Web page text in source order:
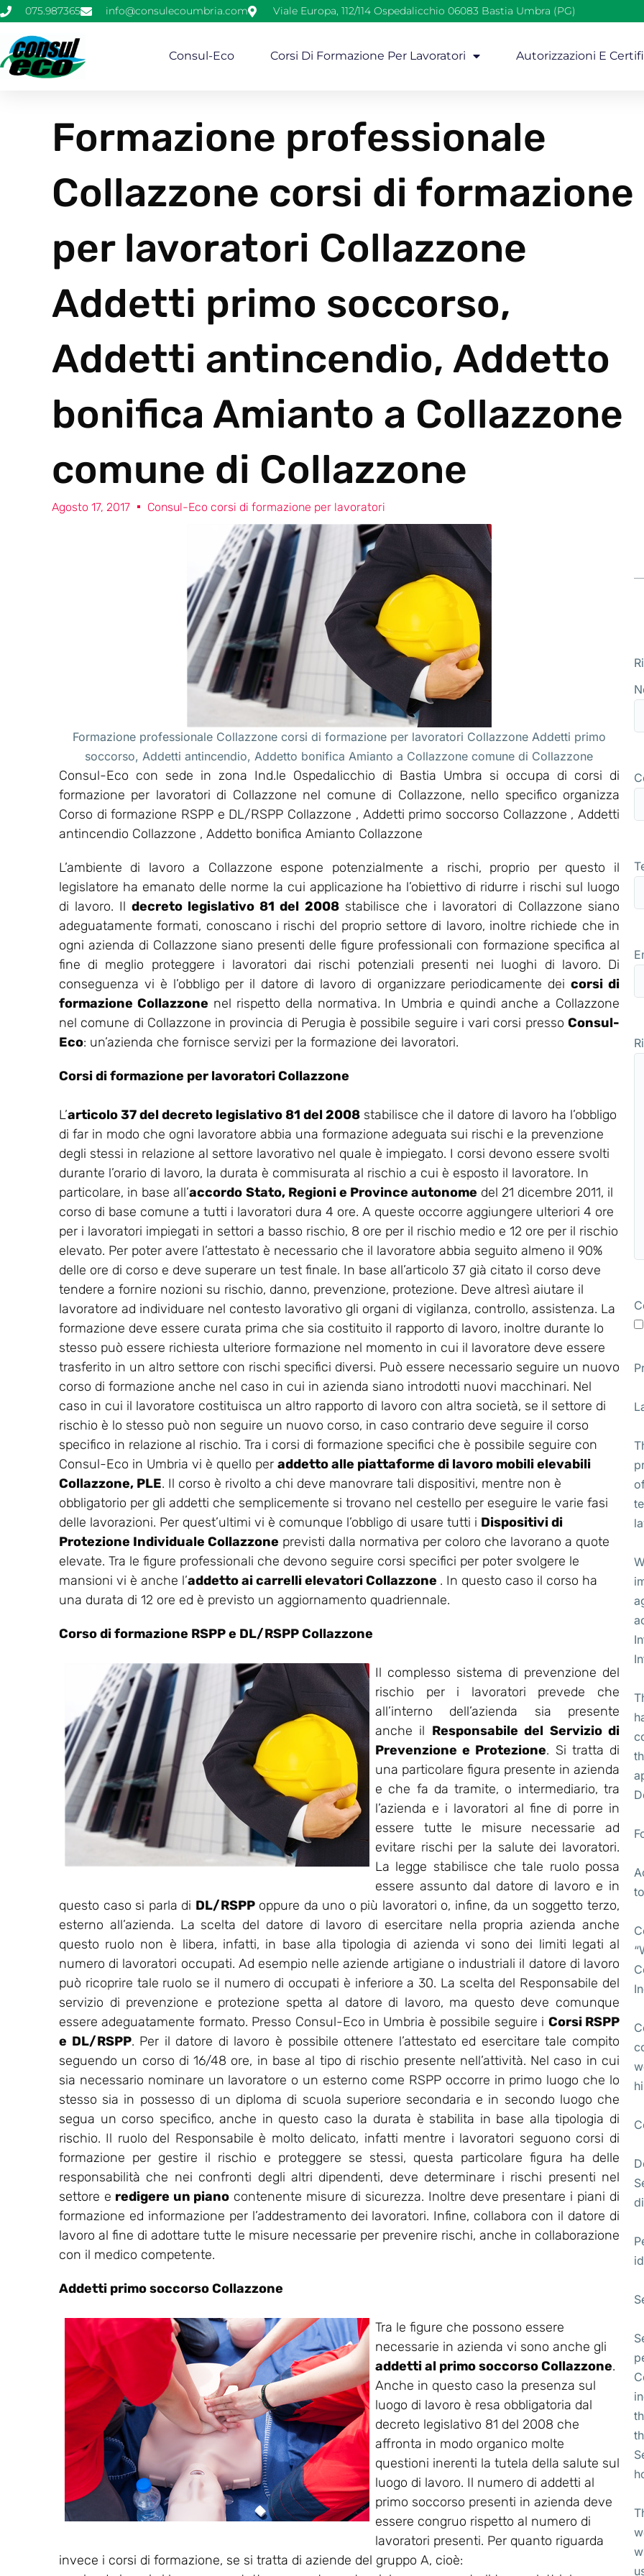
075.987365 info@consulecoumbria.com Viale Europa, 112/114 Ospedalicchio 06083 Bastia Umbra (PG)
Consul-Eco Corsi Di Formazione Per Lavoratori Autorizzazioni E
Formazione professionale
Collazzone corsi di formazione
per lavoratori Collazzone
Addetti primo soccorso,
Addetti antincendio, Addetto
bonifica Amianto a Collazzone
comune di Collazzone
Agosto 17, 2017 Consul-Eco corsi di formazione per lavoratori
Formazione professionale Collazzone corsi di formazione per lavoratori Collazzone Addetti primo
soccorso, Addetti antincendio, Addetto bonifica Amianto a Collazzone comune di Collazzone
Consul-Eco con sede in zona Ind.le Ospedalicchio di Bastia Umbra si occupa di corsi di
formazione per lavoratori di Collazzone nel comune di Collazzone, nello specifico organizza
Corso di formazione RSPP e DL/RSPP Collazzone , Addetti primo soccorso Collazzone , Addetti
antincendio Collazzone , Addetto bonifica Amianto Collazzone
L’ambiente di lavoro a Collazzone espone potenzialmente a rischi, proprio per questo il
legislatore ha emanato delle norme la cui applicazione ha l’obiettivo di ridurre i rischi sul luogo
di lavoro. Ildecreto legislativo 81 del 2008stabilisce che i lavoratori di Collazzone siano
adeguatamente formati, conoscano i rischi del proprio settore di lavoro, inoltre richiede che in
ogni azienda di Collazzone siano presenti delle figure professionali con formazione specifica al
fine di meglio proteggere i lavoratori dai rischi potenziali presenti nei luoghi di lavoro. Di
conseguenza vi è l’obbligo per il datore di lavoro di organizzare periodicamente deicorsi di
formazione Collazzone nel rispetto della normativa. In Umbria e quindi anche a Collazzone
nel comune di Collazzone in provincia di Perugia è possibile seguire i vari corsi presso Consul-
Eco: un’azienda che fornisce servizi per la formazione dei lavoratori.
Corsi di formazione per lavoratori Collazzone
L’articolo 37 del decreto legislativo 81 del 2008 stabilisce che il datore di lavoro ha l’obbligo
di far in modo che ogni lavoratore abbia una formazione adeguata sui rischi e la prevenzione
degli stessi in relazione al settore lavorativo nel quale è impiegato. I corsi devono essere svolti
durante l’orario di lavoro, la durata è commisurata al rischio a cui è esposto il lavoratore. In
particolare, in base all’accordo Stato, Regioni e Province autonome del 21 dicembre 2011, il
corso di base comune a tutti i lavoratori dura 4 ore. A queste occorre aggiungere ulteriori 4 ore
per i lavoratori impiegati in settori a basso rischio, 8 ore per il rischio medio e 12 ore per il rischio
elevato. Per poter avere l’attestato è necessario che il lavoratore abbia seguito almeno il 90%
delle ore di corso e deve superare un test finale. In base all’articolo 37 già citato il corso deve
tendere a fornire nozioni su rischio, danno, prevenzione, protezione. Deve altresì aiutare il
lavoratore ad individuare nel contesto lavorativo gli organi di vigilanza, controllo, assistenza. La
formazione deve essere curata prima che sia costituito il rapporto di lavoro, inoltre durante lo
stesso può essere richiesta ulteriore formazione nel momento in cui il lavoratore deve essere
trasferito in un altro settore con rischi specifici diversi. Può essere necessario seguire un nuovo
corso di formazione anche nel caso in cui in azienda siano introdotti nuovi macchinari. Nel
caso in cui il lavoratore costituisca un altro rapporto di lavoro con altra società, se il settore di
rischio è lo stesso può non seguire un nuovo corso, in caso contrario deve seguire il corso
specifico in relazione al rischio. Tra i corsi di formazione specifici che è possibile seguire con
Consul-Eco in Umbria vi è quello per addetto alle piattaforme di lavoro mobili elevabili
Collazzone, PLE. Il corso è rivolto a chi deve manovrare tali dispositivi, mentre non è
obbligatorio per gli addetti che semplicemente si trovano nel cestello per eseguire le varie fasi
delle lavorazioni. Per quest’ultimi vi è comunque l’obbligo di usare tutti i Dispositivi di
Protezione Individuale Collazzone previsti dalla normativa per coloro che lavorano a quote
elevate. Tra le figure professionali che devono seguire corsi specifici per poter svolgere le
mansioni vi è anche l’addetto ai carrelli elevatori Collazzone . In questo caso il corso ha
una durata di 12 ore ed è previsto un aggiornamento quadriennale.
Corso di formazione RSPP e DL/RSPP Collazzone
Il complesso sistema di prevenzione del
rischio per i lavoratori prevede che
all’interno dell’azienda sia presente
anche il Responsabile del Servizio di
Prevenzione e Protezione. Si tratta di
una particolare figura presente in azienda
e che fa da tramite, o intermediario, tra
l’azienda e i lavoratori al fine di porre in
essere tutte le misure necessarie ad
evitare rischi per la salute dei lavoratori.
La legge stabilisce che tale ruolo possa
essere assunto dal datore di lavoro e in
questo caso si parla di DL/RSPPoppure da uno o più lavoratori o, infine, da un soggetto terzo,
esterno all’azienda. La scelta del datore di lavoro di esercitare nella propria azienda anche
questo ruolo non è libera, infatti, in base alla tipologia di azienda vi sono dei limiti legati al
numero di lavoratori occupati. Ad esempio nelle aziende artigiane o industriali il datore di lavoro
può ricoprire tale ruolo se il numero di occupati è inferiore a 30. La scelta del Responsabile del
servizio di prevenzione e protezione spetta al datore di lavoro, ma questo deve comunque
essere adeguatamente formato. Presso Consul-Eco in Umbria è possibile seguire i Corsi RSPP
e DL/RSPP. Per il datore di lavoro è possibile ottenere l’attestato ed esercitare tale compito
seguendo un corso di 16/48 ore, in base al tipo di rischio presente nell’attività. Nel caso in cui
sia necessario nominare un lavoratore o un esterno come RSPP occorre in primo luogo che lo
stesso sia in possesso di un diploma di scuola superiore secondaria e in secondo luogo che
segua un corso specifico, anche in questo caso la durata è stabilita in base alla tipologia di
rischio. Il ruolo del Responsabile è molto delicato, infatti mentre i lavoratori seguono corsi di
formazione per gestire il rischio e proteggere se stessi, questa particolare figura ha delle
responsabilità che nei confronti degli altri dipendenti, deve determinare i rischi presenti nel
settore e redigere un piano contenente misure di sicurezza. Inoltre deve presentare i piani di
formazione ed informazione per l’addestramento dei lavoratori. Infine, collabora con il datore di
lavoro al fine di adottare tutte le misure necessarie per prevenire rischi, anche in collaborazione
con il medico competente.
Addetti primo soccorso Collazzone
Tra le figure che possono essere
necessarie in azienda vi sono anche gli
addetti al primo soccorso Collazzone.
Anche in questo caso la presenza sul
luogo di lavoro è resa obbligatoria dal
decreto legislativo 81 del 2008 che
affronta in modo organico molte
questioni inerenti la tutela della salute sul
luogo di lavoro. Il numero di addetti al
primo soccorso presenti in azienda deve
essere congruo rispetto al numero di
lavoratori presenti. Per quanto riguarda
invece i corsi di formazione, se si tratta di aziende del gruppo A, cioè: